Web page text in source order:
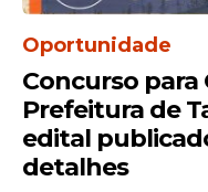
Oportunidade
Concurso para
Prefeitura de
edital
detalhes